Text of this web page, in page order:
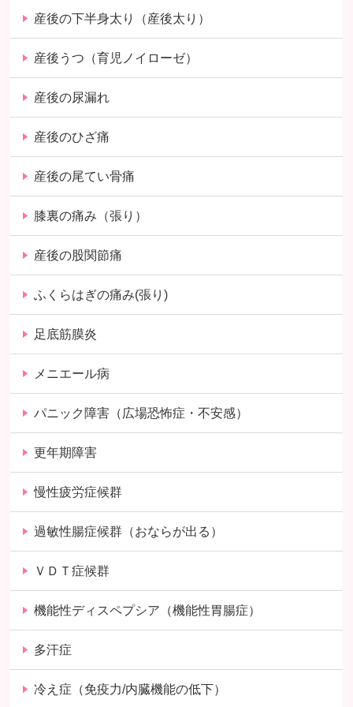
産後の下半身太り（産後太り）
産後うつ（育児ノイローゼ）
産後の尿漏れ
産後のひざ痛
産後の尾てい骨痛
膝裏の痛み（張り）
産後の股関節痛
ふくらはぎの痛み(張り)
足底筋膜炎
メニエール病
パニック障害（広場恐怖症・不安感）
更年期障害
慢性疲労症候群
過敏性腸症候群（おならが出る）
ＶＤＴ症候群
機能性ディスペプシア（機能性胃腸症）
多汗症
冷え症（免疫力/内臓機能の低下）